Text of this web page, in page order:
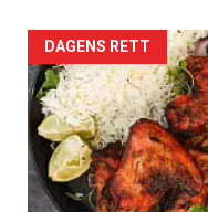
Artikler
detail
-
section
DAGENS RETT